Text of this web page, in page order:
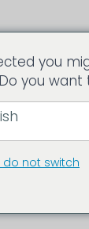
you
you
not switch